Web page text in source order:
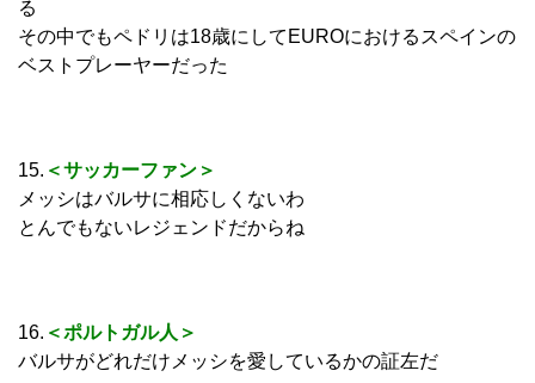
る
その中でもペドリは18歳にしてEUROにおけるスペインの
ベストプレーヤーだった
15. ＜サッカーファン＞
メッシはバルサに相応しくないわ
とんでもないレジェンドだからね
16. ＜ポルトガル人＞
バルサがどれだけメッシを愛しているかの証左だ